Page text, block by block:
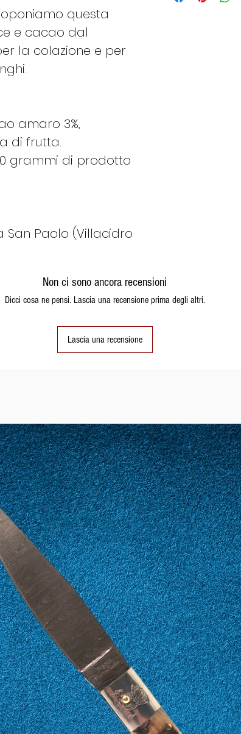
questa
e cacao dal
la colazione e per
amaro 3%,
di frutta.
grammi di prodotto
San Paolo (Villacidro
Non ci sono ancora recensioni
Dicci cosa ne pensi. Lascia una recensione prima degli altri.
Lascia una recensione